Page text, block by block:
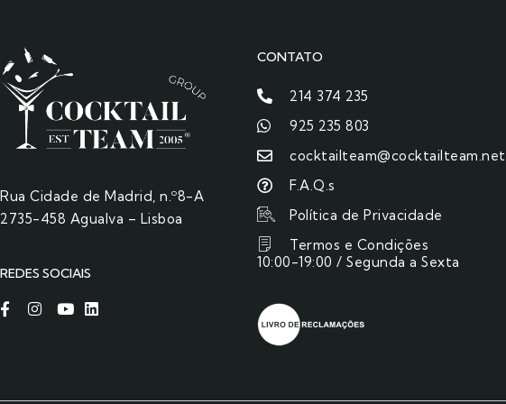
Rua Cidade de Madrid, n.º8-A
2735-458 Agualva – Lisboa
REDES SOCIAIS
CONTATO
214 374 235
925 235 803
cocktailteam@cocktailteam.net
F.A.Q.s
Política de Privacidade
Termos e Condições
10:00-19:00 / Segunda a Sexta